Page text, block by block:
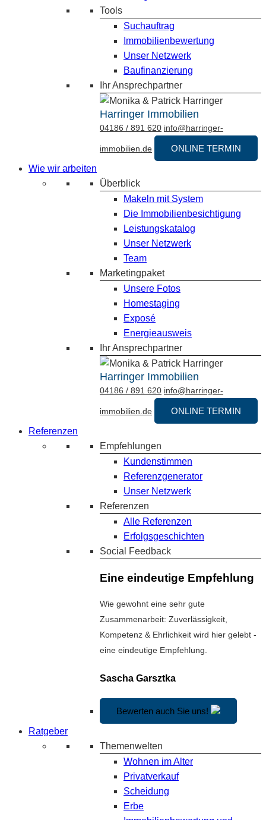
Tools
Suchauftrag
Immobilienbewertung
Unser Netzwerk
Baufinanzierung
Ihr Ansprechpartner
Harringer Immobilien
04186 / 891 620 info@harringer-
immobilien.de
ONLINE TERMIN
Wie wir arbeiten
Überblick
Makeln mit System
Die Immobilienbesichtigung
Leistungskatalog
Unser Netzwerk
Team
Marketingpaket
Unsere Fotos
Homestaging
Exposé
Energieausweis
Ihr Ansprechpartner
Harringer Immobilien
04186 / 891 620 info@harringer-
immobilien.de
ONLINE TERMIN
Referenzen
Empfehlungen
Kundenstimmen
Referenzgenerator
Unser Netzwerk
Referenzen
Alle Referenzen
Erfolgsgeschichten
Social Feedback
Eine eindeutige Empfehlung
Wie gewohnt eine sehr gute
Zusammenarbeit: Zuverlässigkeit,
Kompetenz & Ehrlichkeit wird hier gelebt -
eine eindeutige Empfehlung.
Sascha Garsztka
Bewerten auch Sie uns!
Ratgeber
Themenwelten
Wohnen im Alter
Privatverkauf
Scheidung
Erbe